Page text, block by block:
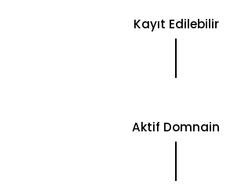
Kayıt Edilebilir
Aktif Domnain